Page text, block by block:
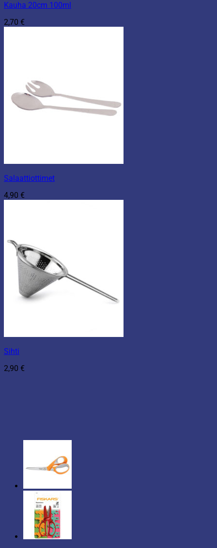
Kauha 20cm 100ml
2,70 €
Salaattiottimet
4,90 €
Sihti
2,90 €